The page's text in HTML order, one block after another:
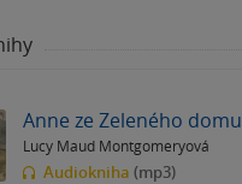
Anne ze Zeleného domu
Lucy Maud Montgomeryová
Audiokniha (mp3)